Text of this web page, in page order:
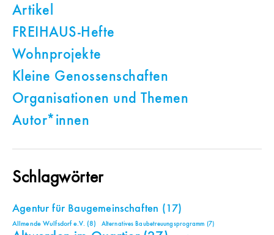
Artikel
FREIHAUS-Hefte
Wohnprojekte
Kleine Genossenschaften
Organisationen und Themen
Autor*innen
Schlagwörter
Agentur für Baugemeinschaften (17)
Allmende Wulfsdorf e.V. (8) Alternatives Baubetreuungsprogramm (7)